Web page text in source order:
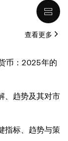
易或持有数字资
咨询您的法律/
括市场数据和统
，但对于此处表
责任。 © 2025
用本文 100 字
的。整篇文章的
所有 © 2025
章名称并包含
)]，© 2025
查看更多
币：2025年的
、趋势及其对市
指标、趋势与策